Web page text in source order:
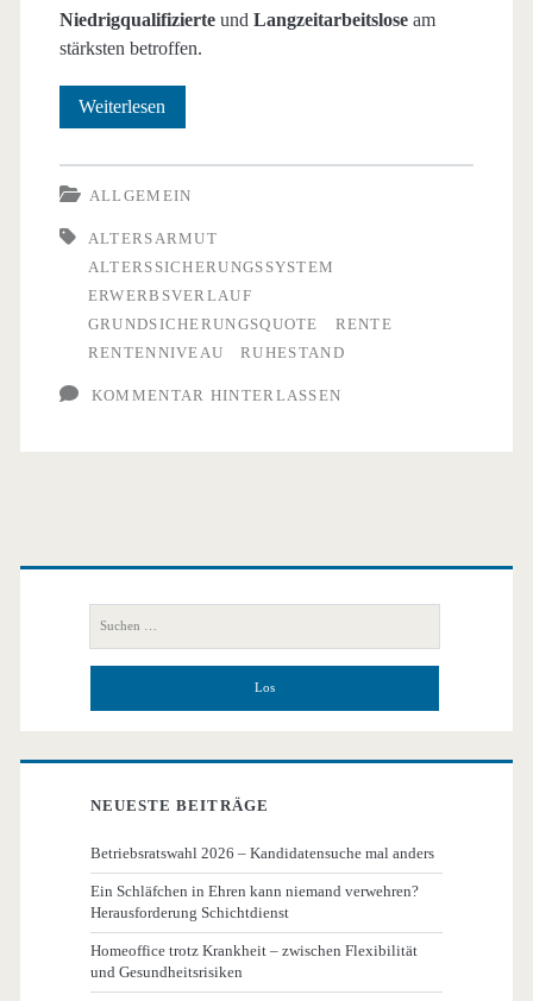
Niedrigqualifizierteund Langzeitarbeitsloseam
stärksten betroffen.
Weiterlesen
der
Altersarmut
steigt
ALLGEMEIN
ALTERSARMUT
ALTERSSICHERUNGSSYSTEM
ERWERBSVERLAUF
GRUNDSICHERUNGSQUOTE
RENTE
RENTENNIVEAU
RUHESTAND
KOMMENTAR HINTERLASSEN
Primäre
Seitenleiste
nach:
NEUESTE BEITRÄGE
Betriebsratswahl 2026 – Kandidatensuche mal anders
Ein Schläfchen in Ehren kann niemand verwehren?
Herausforderung Schichtdienst
Homeoffice trotz Krankheit – zwischen Flexibilität
und Gesundheitsrisiken